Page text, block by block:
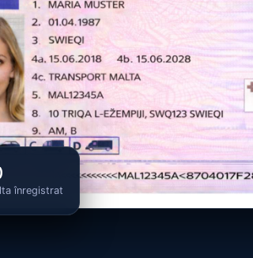
înregistrat